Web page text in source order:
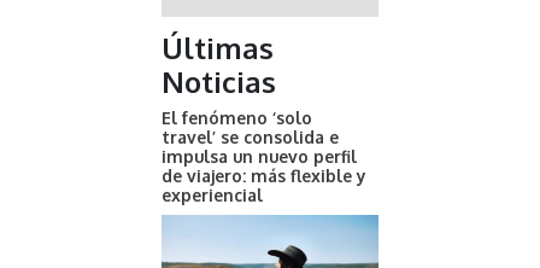
Últimas
Noticias
El fenómeno ‘solo
travel’ se consolida e
impulsa un nuevo perfil
de viajero: más flexible y
experiencial